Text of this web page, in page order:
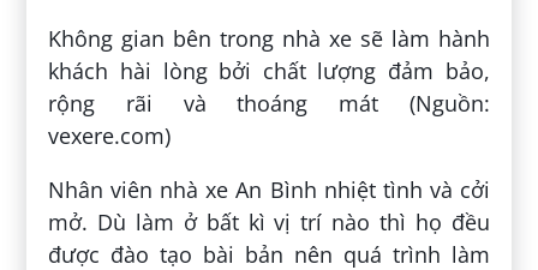
Không gian bên trong nhà xe sẽ làm hành
khách hài lòng bởi chất lượng đảm bảo,
rộng rãi và thoáng mát (Nguồn:
vexere.com)
Nhân viên nhà xe An Bình nhiệt tình và cởi
mở. Dù làm ở bất kì vị trí nào thì họ đều
được đào tạo bài bản nên quá trình làm